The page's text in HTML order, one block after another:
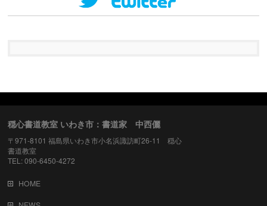
穏心書道教室 いわき市：書道家 中西儷
〒971-8101 福島県いわき市小名浜諏訪町26-11 穏心
書道教室
TEL: 090-6450-4272
HOME